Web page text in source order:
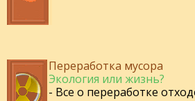
Переработка мусора
Экология или жизнь?
- Все о переработке